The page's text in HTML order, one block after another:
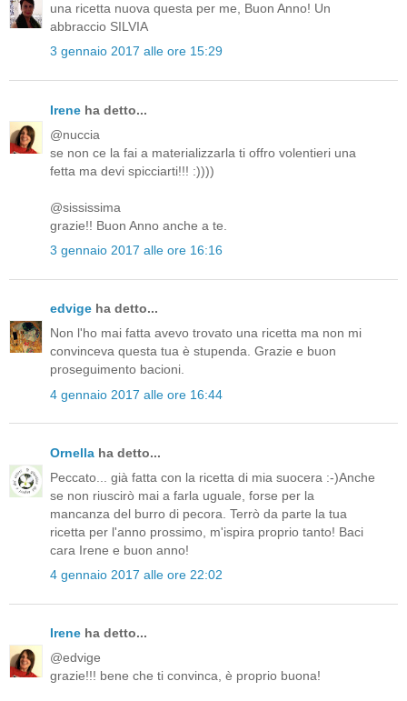
una ricetta nuova questa per me, Buon Anno! Un
abbraccio SILVIA
3 gennaio 2017 alle ore 15:29
Irene ha detto...
@nuccia
se non ce la fai a materializzarla ti offro volentieri una
fetta ma devi spicciarti!!! :))))
@sississima
grazie!! Buon Anno anche a te.
3 gennaio 2017 alle ore 16:16
edvige ha detto...
Non l'ho mai fatta avevo trovato una ricetta ma non mi
convinceva questa tua è stupenda. Grazie e buon
proseguimento bacioni.
4 gennaio 2017 alle ore 16:44
Ornella ha detto...
Peccato... già fatta con la ricetta di mia suocera :-)Anche
se non riuscirò mai a farla uguale, forse per la
mancanza del burro di pecora. Terrò da parte la tua
ricetta per l'anno prossimo, m'ispira proprio tanto! Baci
cara Irene e buon anno!
4 gennaio 2017 alle ore 22:02
Irene ha detto...
@edvige
grazie!!! bene che ti convinca, è proprio buona!